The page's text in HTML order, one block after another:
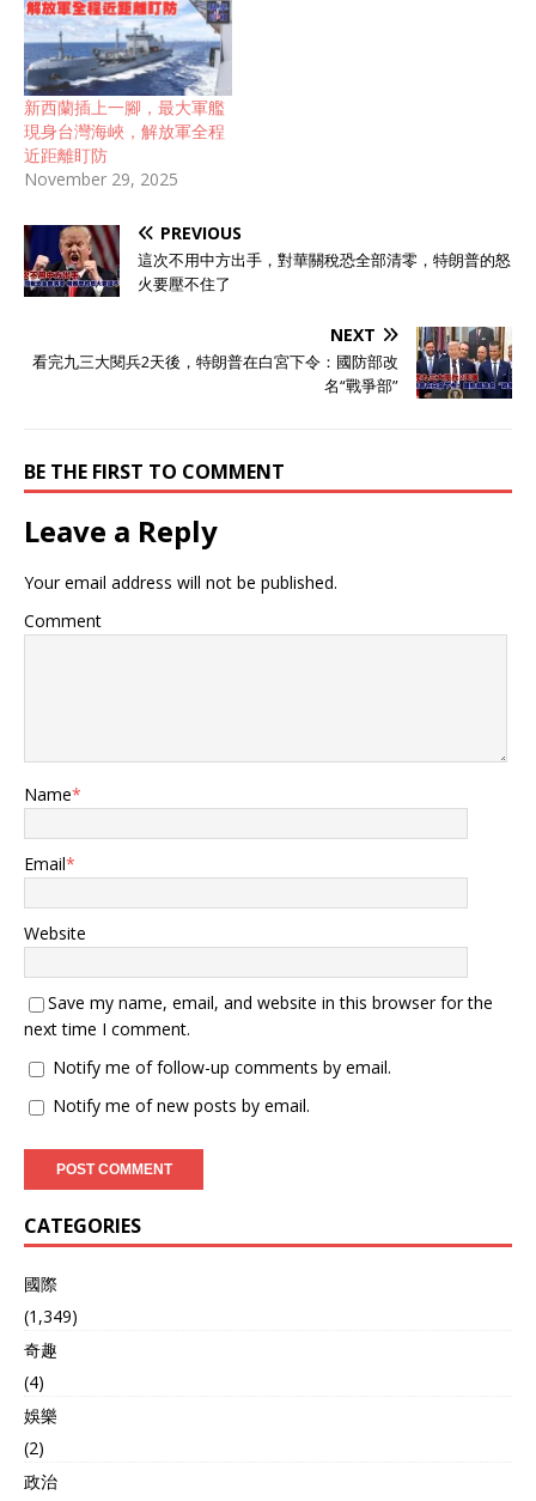
新西蘭插上一腳，最大軍艦
現身台灣海峽，解放軍全程
近距離盯防
November 29, 2025
PREVIOUS
這次不用中方出手，對華關稅恐全部清零，特朗普的怒
火要壓不住了
NEXT
看完九三大閱兵2天後，特朗普在白宮下令：國防部改
名“戰爭部”
BE THE FIRST TO COMMENT
Leave a Reply
Your email address will not be published.
Comment
Name*
Email*
Website
Save my name, email, and website in this browser for the
next time I comment.
Notify me of follow-up comments by email.
Notify me of new posts by email.
CATEGORIES
國際
(1,349)
奇趣
(4)
娛樂
(2)
政治